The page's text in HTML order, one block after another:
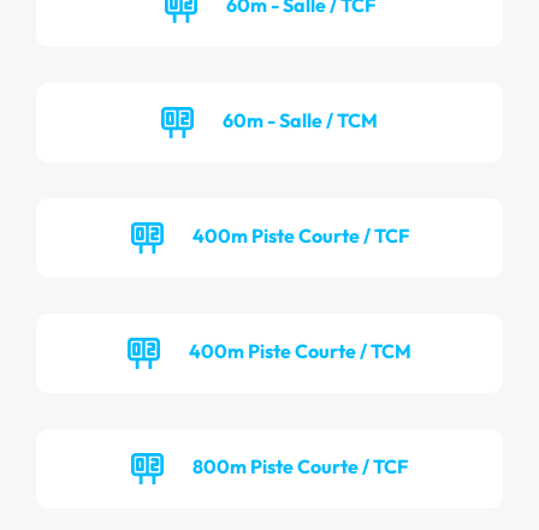
60m - Salle / TCM
400m Piste Courte / TCF
400m Piste Courte / TCM
800m Piste Courte / TCF